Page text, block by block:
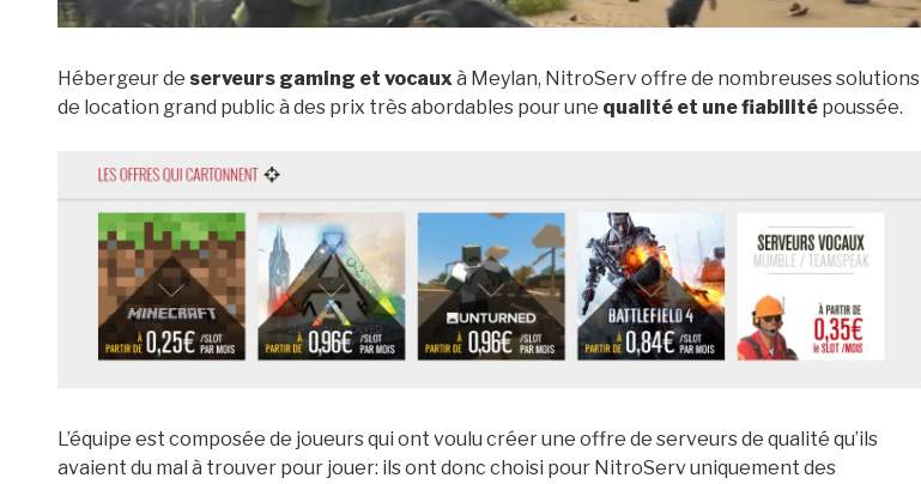
Hébergeur de serveurs gaming et vocauxà Meylan, NitroServ offre de nombreuses solutions
de location grand public à des prix très abordables pour une qualité et une fiabilité poussée.
L’équipe est composée de joueurs qui ont voulu créer une offre de serveurs de qualité qu’ils
avaient du mal à trouver pour jouer: ils ont donc choisi pour NitroServ uniquement des